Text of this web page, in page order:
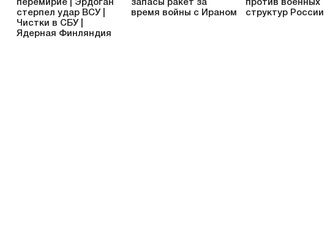
перемирие | Эрдоган
стерпел удар ВСУ |
Чистки в СБУ |
Ядерная Финляндия
запасы ракет за
время войны с Ираном
против военных
структур России